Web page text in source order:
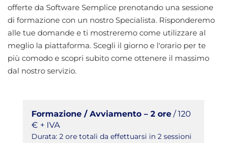
offerte da Software Semplice prenotando una sessione
di formazione con un nostro Specialista. Risponderemo
alle tue domande e ti mostreremo come utilizzare al
meglio la piattaforma. Scegli il giorno e l'orario per te
più comodo e scopri subito come ottenere il massimo
dal nostro servizio.
Formazione / Avviamento – 2 ore / 120
€ + IVA
Durata: 2 ore totali da effettuarsi in 2 sessioni